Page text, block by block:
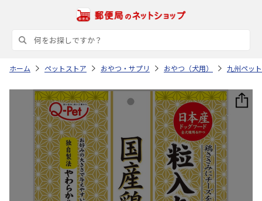
ホーム ペットストア おやつ・サプリ おやつ（犬用） 九州ペッ